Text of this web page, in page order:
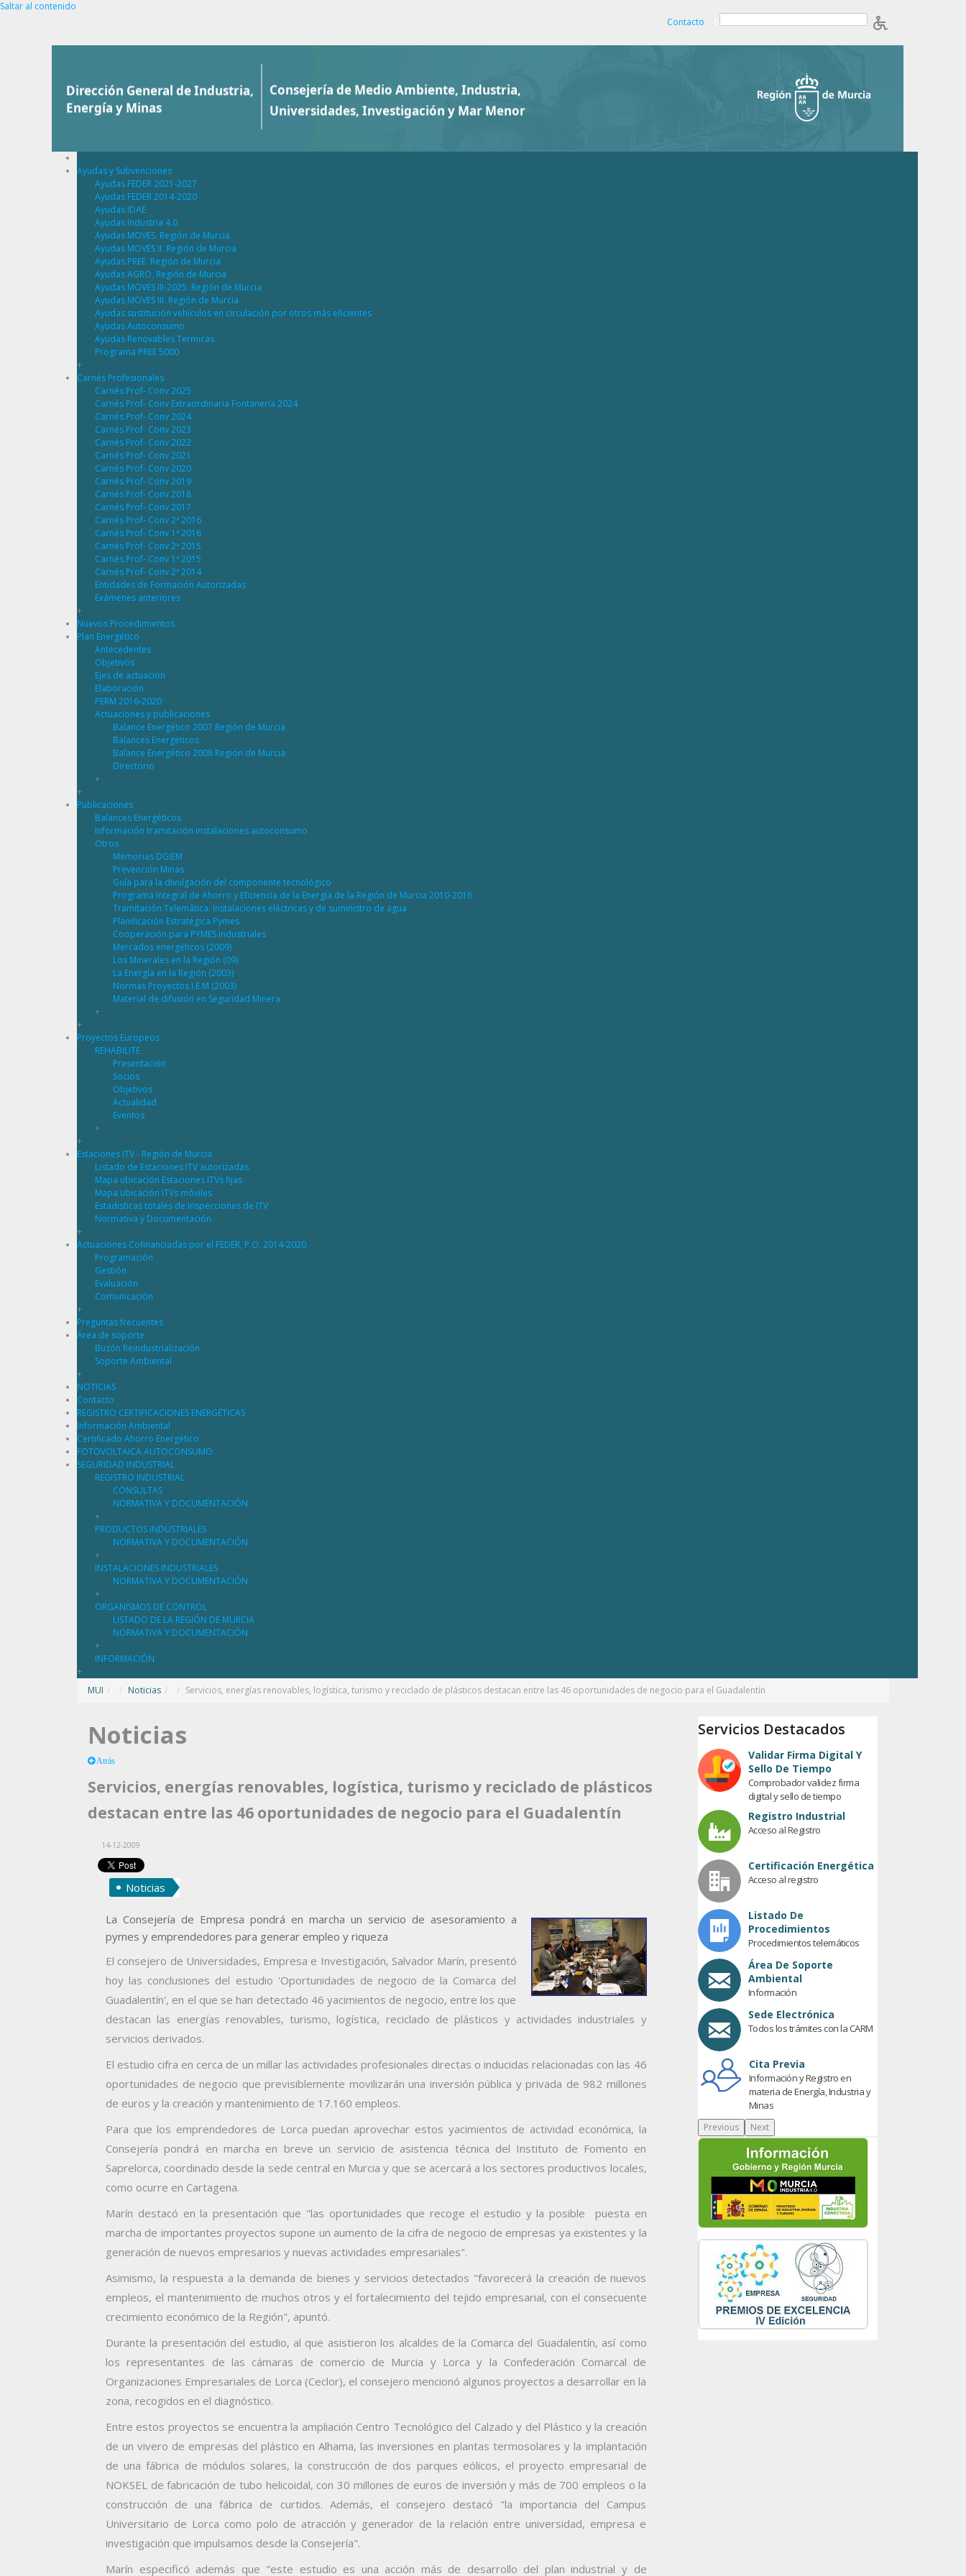
Saltar al contenido
Contacto
Ayudas y Subvenciones
Ayudas FEDER 2021-2027
Ayudas FEDER 2014-2020
Ayudas IDAE
Ayudas Industria 4.0
Ayudas MOVES. Región de Murcia
Ayudas MOVES II. Región de Murcia
Ayudas PREE. Región de Murcia
Ayudas AGRO. Región de Murcia
Ayudas MOVES III-2025. Región de Murcia
Ayudas MOVES III. Región de Murcia
Ayudas sustitución vehículos en circulación por otros más eficientes
Ayudas Autoconsumo
Ayudas Renovables Termicas
Programa PREE 5000
+
Carnés Profesionales
Carnés Prof- Conv 2025
Carnés Prof- Conv Extraordinaria Fontanería 2024
Carnés Prof- Conv 2024
Carnés Prof- Conv 2023
Carnés Prof- Conv 2022
Carnés Prof- Conv 2021
Carnés Prof- Conv 2020
Carnés Prof- Conv 2019
Carnés Prof- Conv 2018
Carnés Prof- Conv 2017
Carnés Prof- Conv 2ª 2016
Carnés Prof- Conv 1ª 2016
Carnés Prof- Conv 2ª 2015
Carnés Prof- Conv 1ª 2015
Carnés Prof- Conv 2ª 2014
Entidades de Formación Autorizadas
Exámenes anteriores
+
Nuevos Procedimientos
Plan Energético
Antecedentes
Objetivos
Ejes de actuación
Elaboración
PERM 2016-2020
Actuaciones y publicaciones
Balance Energético 2007 Región de Murcia
Balances Energéticos
Balance Energético 2008 Región de Murcia
Directorio
+
+
Publicaciones
Balances Energéticos
Información tramitación instalaciones autoconsumo
Otros
Memorias DGIEM
Prevención Minas
Guía para la divulgación del componente tecnológico
Programa Integral de Ahorro y Eficiencia de la Energía de la Región de Murcia 2010-2016
Tramitación Telemática: Instalaciones eléctricas y de suministro de agua
Planificación Estratégica Pymes
Cooperación para PYMES industriales
Mercados energéticos (2009)
Los Minerales en la Región (09)
La Energía en la Región (2003)
Normas Proyectos I.E.M (2003)
Material de difusión en Seguridad Minera
+
+
Proyectos Europeos
REHABILITE
Presentación
Socios
Objetivos
Actualidad
Eventos
+
+
Estaciones ITV - Región de Murcia
Listado de Estaciones ITV autorizadas
Mapa ubicación Estaciones ITVs fijas
Mapa ubicación ITVs móviles
Estadisticas totales de inspecciones de ITV
Normativa y Documentación
+
Actuaciones Cofinanciadas por el FEDER, P.O. 2014-2020
Programación
Gestión
Evaluación
Comunicación
+
Preguntas frecuentes
Área de soporte
Buzón Reindustrialización
Soporte Ambiental
+
NOTICIAS
Contacto
REGISTRO CERTIFICACIONES ENERGÉTICAS
Información Ambiental
Certificado Ahorro Energético
FOTOVOLTAICA AUTOCONSUMO
SEGURIDAD INDUSTRIAL
REGISTRO INDUSTRIAL
CONSULTAS
NORMATIVA Y DOCUMENTACIÓN
+
PRODUCTOS INDUSTRIALES
NORMATIVA Y DOCUMENTACIÓN
+
INSTALACIONES INDUSTRIALES
NORMATIVA Y DOCUMENTACIÓN
+
ORGANISMOS DE CONTROL
LISTADO DE LA REGIÓN DE MURCIA
NORMATIVA Y DOCUMENTACIÓN
+
INFORMACIÓN
+
MUI / Noticias / Servicios, energías renovables, logística, turismo y reciclado de plásticos destacan entre las 46 oportunidades de negocio para el Guadalentín
Noticias
Atrás
Servicios, energías renovables, logística, turismo y reciclado de plásticos
destacan entre las 46 oportunidades de negocio para el Guadalentín
14-12-2009
Noticias
La Consejería de Empresa pondrá en marcha un servicio de asesoramiento a
pymes y emprendedores para generar empleo y riqueza
El consejero de Universidades, Empresa e Investigación, Salvador Marín, presentó
hoy las conclusiones del estudio 'Oportunidades de negocio de la Comarca del
Guadalentín', en el que se han detectado 46 yacimientos de negocio, entre los que
destacan las energías renovables, turismo, logística, reciclado de plásticos y actividades industriales y
servicios derivados.
El estudio cifra en cerca de un millar las actividades profesionales directas o inducidas relacionadas con las 46
oportunidades de negocio que previsiblemente movilizarán una inversión pública y privada de 982 millones
de euros y la creación y mantenimiento de 17.160 empleos.
Para que los emprendedores de Lorca puedan aprovechar estos yacimientos de actividad económica, la
Consejería pondrá en marcha en breve un servicio de asistencia técnica del Instituto de Fomento en
Saprelorca, coordinado desde la sede central en Murcia y que se acercará a los sectores productivos locales,
como ocurre en Cartagena.
Marín destacó en la presentación que "las oportunidades que recoge el estudio y la posible puesta en
marcha de importantes proyectos supone un aumento de la cifra de negocio de empresas ya existentes y la
generación de nuevos empresarios y nuevas actividades empresariales".
Asimismo, la respuesta a la demanda de bienes y servicios detectados "favorecerá la creación de nuevos
empleos, el mantenimiento de muchos otros y el fortalecimiento del tejido empresarial, con el consecuente
crecimiento económico de la Región", apuntó.
Durante la presentación del estudio, al que asistieron los alcaldes de la Comarca del Guadalentín, así como
los representantes de las cámaras de comercio de Murcia y Lorca y la Confederación Comarcal de
Organizaciones Empresariales de Lorca (Ceclor), el consejero mencionó algunos proyectos a desarrollar en la
zona, recogidos en el diagnóstico.
Entre estos proyectos se encuentra la ampliación Centro Tecnológico del Calzado y del Plástico y la creación
de un vivero de empresas del plástico en Alhama, las inversiones en plantas termosolares y la implantación
de una fábrica de módulos solares, la construcción de dos parques eólicos, el proyecto empresarial de
NOKSEL de fabricación de tubo helicoidal, con 30 millones de euros de inversión y más de 700 empleos o la
construcción de una fábrica de curtidos. Además, el consejero destacó "la importancia del Campus
Universitario de Lorca como polo de atracción y generador de la relación entre universidad, empresa e
investigación que impulsamos desde la Consejería".
Marín especificó además que "este estudio es una acción más de desarrollo del plan industrial y de
Servicios Destacados
Validar Firma Digital Y
Sello De Tiempo
Comprobador validez firma
digital y sello de tiempo
Registro Industrial
Acceso al Registro
Certificación Energética
Acceso al registro
Listado De
Procedimientos
Procedimientos telemáticos
Área De Soporte
Ambiental
Información
Sede Electrónica
Todos los trámites con la CARM
Cita Previa
Información y Registro en
materia de Energía, Industria y
Minas
Previous Next